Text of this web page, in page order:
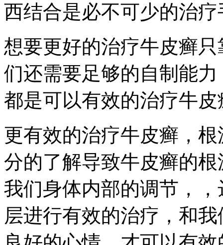
西结合是必不可少的治疗
想要更好的治疗牛皮癣
们还需要足够的自制能
都是可以有效的治疗牛
更有效的治疗牛皮癣，
分的了解导致牛皮癣的
我们身体内部的调节，
层进行有效的治疗，和